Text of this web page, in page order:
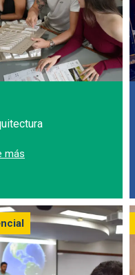
más sobre Estudia